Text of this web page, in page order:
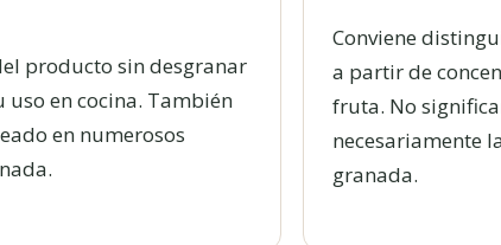
producto sin desgranar
en cocina. También
en numerosos
Conviene
a partir de
fruta. No
necesariamente
granada.